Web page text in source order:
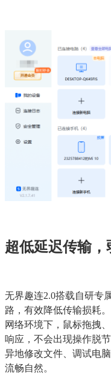
超低延迟传输
无界趣连2.0搭载自研专
路，有效降低传输损耗
网络环境下，鼠标拖拽
响应，不会出现操作脱
异地修改文件、调试电
流畅自然。